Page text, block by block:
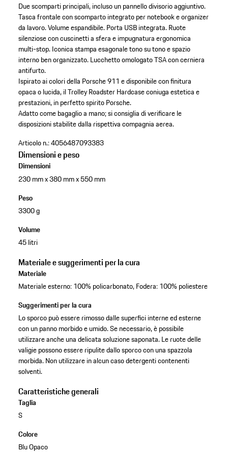
Due scomparti principali, incluso un pannello divisorio aggiuntivo.
Tasca frontale con scomparto integrato per notebook e organizer
da lavoro.Volume espandibile. Porta USB integrata. Ruote
silenziose con cuscinetti a sfera e impugnatura ergonomica
multi-stop. Iconica stampa esagonale tono su tono e spazio
interno ben organizzato.​ Lucchetto omologato TSA con cerniera
antifurto.
Ispirato ai colori della Porsche 911 e disponibile con finitura
opaca o lucida, il Trolley Roadster Hardcase coniuga estetica e
prestazioni, in perfetto spirito Porsche.
Adatto come bagaglio a mano; si consiglia di verificare le
disposizioni stabilite dalla rispettiva compagnia aerea.
Articolo n.:4056487093383
Dimensioni e peso
Dimensioni
230 mm x 380 mm x 550 mm
Peso
3300 g
Volume
45 litri
Materiale e suggerimenti per la cura
Materiale
Materiale esterno: 100% policarbonato, Fodera: 100% poliestere
Suggerimenti per la cura
Lo sporco può essere rimosso dalle superfici interne ed esterne
con un panno morbido e umido. Se necessario, è possibile
utilizzare anche una delicata soluzione saponata. Le ruote delle
valigie possono essere ripulite dallo sporco con una spazzola
morbida. Non utilizzare in alcun caso detergenti contenenti
solventi.
Caratteristiche generali
Taglia
S
Colore
Blu Opaco